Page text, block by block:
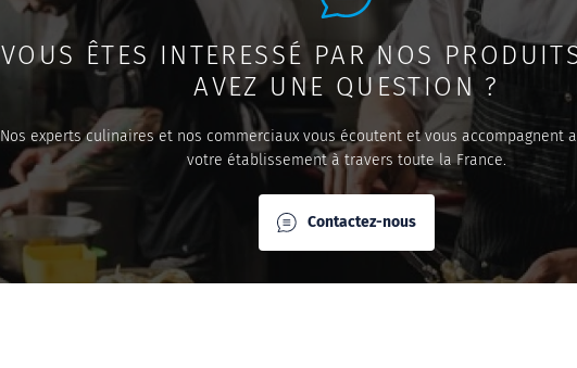
VOUS ÊTES INTERESSÉ PAR NOS
AVEZ UNE QUESTION ?
Nos experts culinaires et nos commerciaux vous écoutent et vous accompagnent
votre établissement à travers toute la France.
Contactez-nous